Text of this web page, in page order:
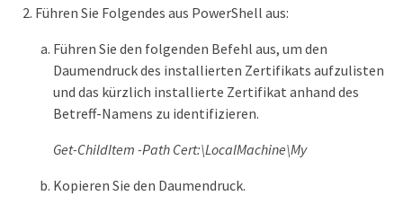
Führen Sie Folgendes aus PowerShell aus:
Führen Sie den folgenden Befehl aus, um den
Daumendruck des installierten Zertifikats aufzulisten
und das kürzlich installierte Zertifikat anhand des
Betreff-Namens zu identifizieren.
Get-ChildItem -Path Cert:\LocalMachine\My
Kopieren Sie den Daumendruck.